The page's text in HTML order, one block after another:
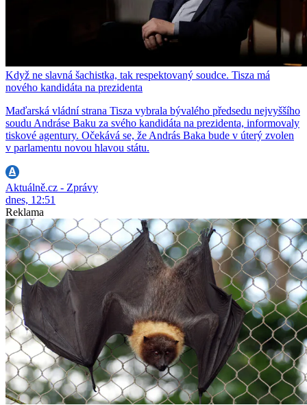
Když ne slavná šachistka, tak respektovaný soudce. Tisza má
nového kandidáta na prezidenta
Maďarská vládní strana Tisza vybrala bývalého předsedu nejvyššího
soudu Andráse Baku za svého kandidáta na prezidenta, informovaly
tiskové agentury. Očekává se, že András Baka bude v úterý zvolen
v parlamentu novou hlavou státu.
Aktuálně.cz - Zprávy
dnes, 12:51
Reklama